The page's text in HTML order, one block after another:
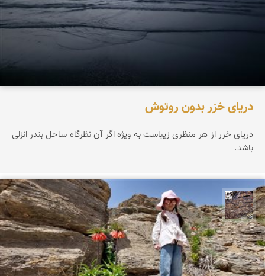
دریای خزر بدون روتوش
دریای خزر از هر منظری زیباست به ویژه اگر آن نظرگاه ساحل بندر انزلی
باشد.
محمد ناصری فرد